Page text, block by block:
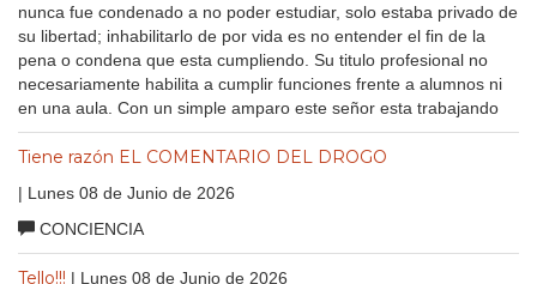
nunca fue condenado a no poder estudiar, solo estaba privado de
su libertad; inhabilitarlo de por vida es no entender el fin de la
pena o condena que esta cumpliendo. Su titulo profesional no
necesariamente habilita a cumplir funciones frente a alumnos ni
en una aula. Con un simple amparo este señor esta trabajando
Tiene razón EL COMENTARIO DEL DROGO
| Lunes 08 de Junio de 2026
CONCIENCIA
Tello!!! | Lunes 08 de Junio de 2026